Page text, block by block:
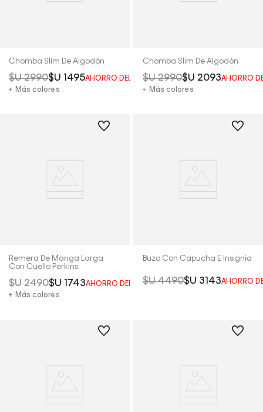
Chomba Slim De Algodón
$U 2990$U 1495AHORRO DEL
50%
+ Más colores
Chomba Slim De Algodón
$U 2990$U 2093AHORRO
+ Más colores
Remera De Manga Larga
Con Cuello Perkins
$U 2490$U 1743AHORRO DEL
30%
+ Más colores
Buzo Con Capucha E Insignia
$U 4490$U 3143AHORRO